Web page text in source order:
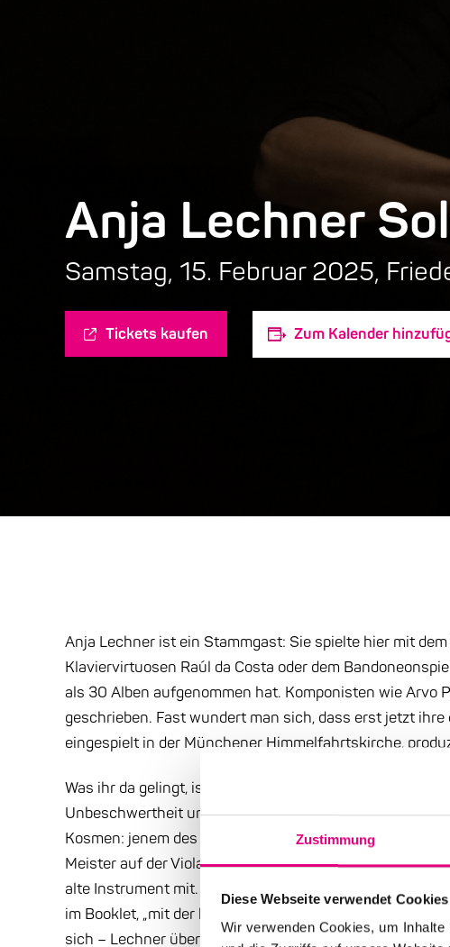
Zustimmung
Diese Webseite verwendet Cookies
Wir verwenden Cookies, um
Anja Lechner
Samstag, 15. Februar 2025,
Tickets kaufen Zum Kalender
Anja Lechner ist ein Stammgast: Sie spielte hier mit
Klaviervirtuosen Raúl da Costa oder dem
als 30 Alben aufgenommen hat. Komponisten wie Arvo
geschrieben. Fast wundert man sich, dass erst jetzt
eingespielt in der Münchener Himmelfahrtskirche,
Was ihr da gelingt, ist meisterlich: Nicht nur lässt sie
Unbeschwertheit und Raffinesse erklingen. Sie
Kosmen: jenem des Frühklassikers Carl Friedrich Abel
Meister auf der Viola da Gamba. Lechner überträgt die
alte Instrument mit. Man staune über die Leichtigkeit
im Booklet, „mit der hier drei musikalische Welten
sich – Lechner übersetzt sie in die Gegenwart. Die